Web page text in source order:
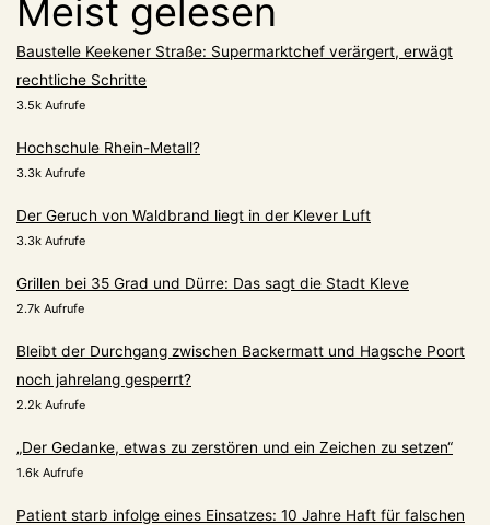
Meist gelesen
Baustelle Keekener Straße: Supermarktchef verärgert, erwägt
rechtliche Schritte
3.5k Aufrufe
Hochschule Rhein-Metall?
3.3k Aufrufe
Der Geruch von Waldbrand liegt in der Klever Luft
3.3k Aufrufe
Grillen bei 35 Grad und Dürre: Das sagt die Stadt Kleve
2.7k Aufrufe
Bleibt der Durchgang zwischen Backermatt und Hagsche Poort
noch jahrelang gesperrt?
2.2k Aufrufe
„Der Gedanke, etwas zu zerstören und ein Zeichen zu setzen“
1.6k Aufrufe
Patient starb infolge eines Einsatzes: 10 Jahre Haft für falschen